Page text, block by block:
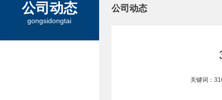
公司动态
gongsidongtai
公司动态
关键词：